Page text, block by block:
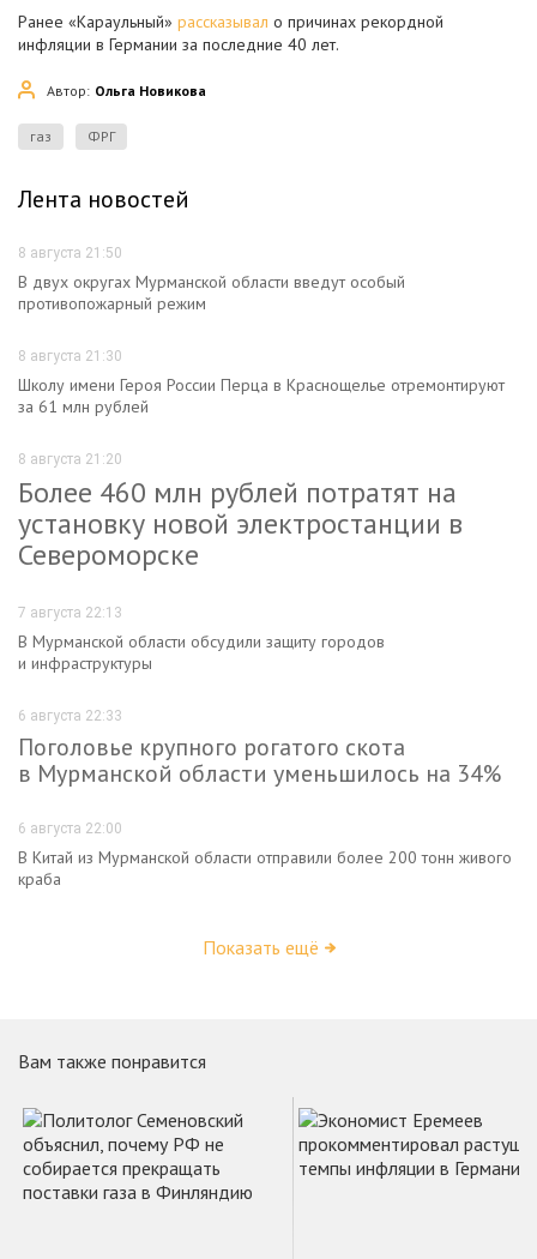
Ранее «Караульный» рассказывал о причинах рекордной
инфляции в Германии за последние 40 лет.
Автор: Ольга Новикова
газ ФРГ
Лента новостей
8 августа 21:50
В двух округах Мурманской области введут особый
противопожарный режим
8 августа 21:30
Школу имени Героя России Перца в Краснощелье отремонтируют
за 61 млн рублей
8 августа 21:20
Более 460 млн рублей потратят на
установку новой электростанции в
Североморске
7 августа 22:13
В Мурманской области обсудили защиту городов
и инфраструктуры
6 августа 22:33
Поголовье крупного рогатого скота
в Мурманской области уменьшилось на 34%
6 августа 22:00
В Китай из Мурманской области отправили более 200 тонн живого
краба
Показать ещё
Вам также понравится